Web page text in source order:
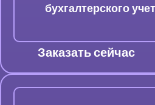
бухгалтерского
Заказать сейчас